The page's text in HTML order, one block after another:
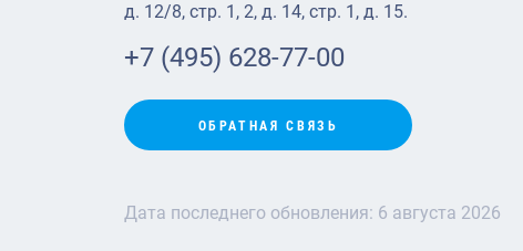
д. 12/8, стр. 1, 2, д. 14, стр. 1, д. 15.
+7 (495) 628-77-00
ОБРАТНАЯ СВЯЗЬ
Дата последнего обновления: 6 августа 2026